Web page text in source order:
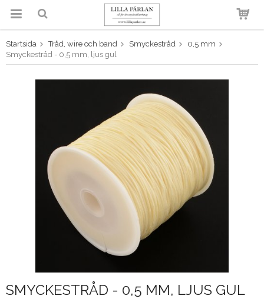
Produkten har blivit tillagd i
varukorgen
Startsida Tråd, wire och band Smyckestråd
0,5 mm
Smyckestråd - 0,5 mm, ljus gul
SMYCKESTRÅD - 0,5 MM, LJUS GUL